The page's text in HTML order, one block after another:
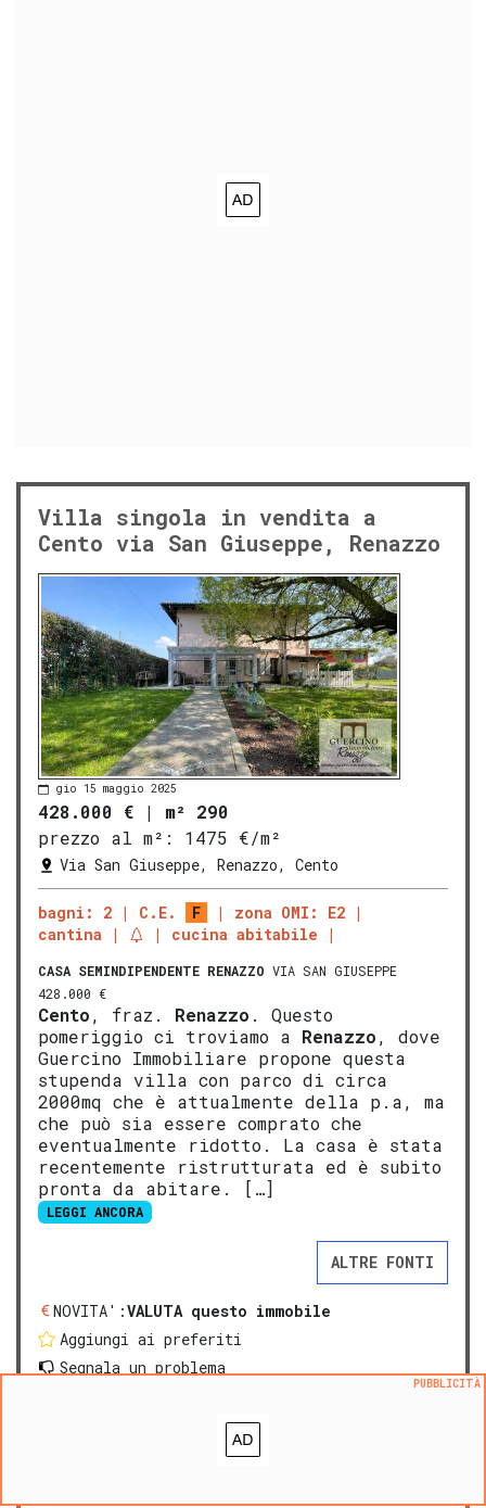
Villa singola in vendita a
Cento via San Giuseppe, Renazzo
gio 15 maggio 2025
428.000 € | m² 290
prezzo al m²:
1475 €/m²
Via San Giuseppe, Renazzo, Cento
bagni: 2 C.E. F
zona OMI: E2
cantina
cucina abitabile
CASA SEMINDIPENDENTE RENAZZO VIA SAN GIUSEPPE
428.000 €
Cento, fraz. Renazzo . Questo
pomeriggio ci troviamo a Renazzo, dove
Guercino Immobiliare propone questa
stupenda villa con parco di circa
2000mq che è attualmente della p.a, ma
che può sia essere comprato che
eventualmente ridotto. La casa è stata
recentemente ristrutturata ed è subito
pronta da abitare. […]
LEGGI ANCORA
ALTRE FONTI
NOVITA':VALUTA questo immobile
Aggiungi ai preferiti
Segnala un problema
PUBBLICITÀ